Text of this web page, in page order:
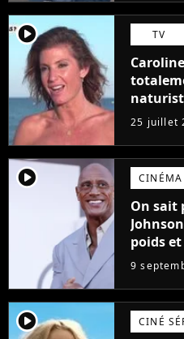
player2 TV
25 juillet
player2 CINÉMA
On sait
poids
9
player2 CINÉ